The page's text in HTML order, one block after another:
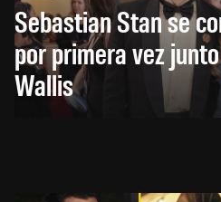
Sebastian Stan se
por primera vez
Wallis